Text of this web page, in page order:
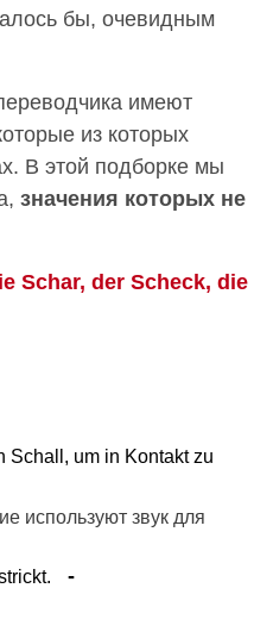
бы, очевидным
имеют
из которых
В этой подборке мы
значения которых не
Schar, der Scheck, die
Schall, um in Kontakt zu
используют звук для